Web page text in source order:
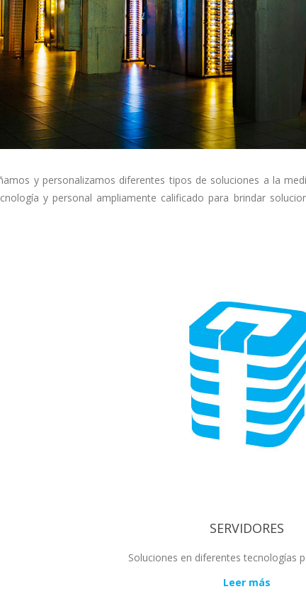
y personalizamos diferentes tipos de soluciones a la
y personal ampliamente calificado para brindar
SERVIDORES
Soluciones en diferentes tecnologías
Leer más